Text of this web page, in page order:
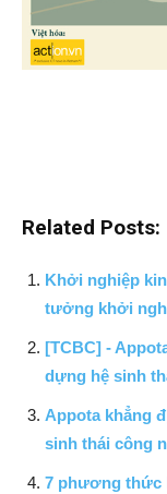
Related Posts:
Khởi nghiệp
tưởng khởi
[TCBC] -
dựng hệ sinh
Appota khẳng
sinh thái công
7 phương thức